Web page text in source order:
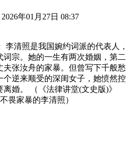
年01月27日 08:37
李清照是我国婉约词派的代表人，
词宗。她的一生有两次婚姻，第二
夫张汝舟的家暴。但曾写下千般愁
个逆来顺受的深闺女子，她愤然控
婚。 （《法律讲堂(文史版)》
畏家暴的李清照）